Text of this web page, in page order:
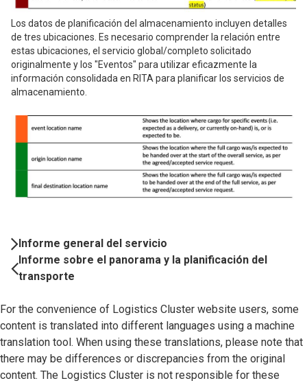
Los datos de planificación del almacenamiento incluyen detalles
de tres ubicaciones. Es necesario comprender la relación entre
estas ubicaciones, el servicio global/completo solicitado
originalmente y los "Eventos" para utilizar eficazmente la
información consolidada en RITA para planificar los servicios de
almacenamiento.
Book
Navigation
Informe sobre el panorama y la planificación del
transporte
Informe general del servicio
For the convenience of Logistics Cluster website users, some
content is translated into different languages using a machine
translation tool. When using these translations, please note that
there may be differences or discrepancies from the original
content. The Logistics Cluster is not responsible for these